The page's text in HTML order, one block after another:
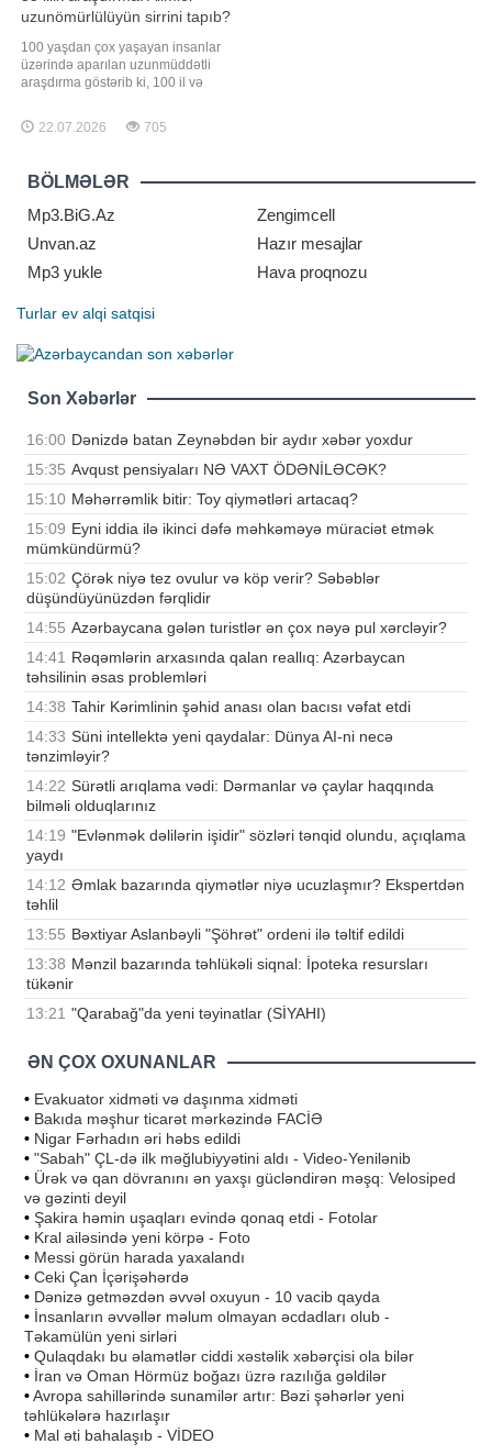
uzunömürlülüyün sirrini tapıb?
100 yaşdan çox yaşayan insanlar
üzərində aparılan uzunmüddətli
araşdırma göstərib ki, 100 il və
yoxdur. Bununla belə, uzunömürlü
insanları birləşdirən bir sıra ümumi
xəbər verir ki, "ScienceAlert"in
yazdığına görə, Qahirədək
22.07.2026 705
BÖLMƏLƏR
Mp3.BiG.Az
Zengimcell
Unvan.az
Hazır mesajlar
Mp3 yukle
Hava proqnozu
Turlar ev alqi satqisi
Son Xəbərlər
16:00 Dənizdə batan Zeynəbdən bir aydır xəbər yoxdur
15:35 Avqust pensiyaları NƏ VAXT ÖDƏNİLƏCƏK?
15:10 Məhərrəmlik bitir: Toy qiymətləri artacaq?
15:09 Eyni iddia ilə ikinci dəfə məhkəməyə müraciət etmək
mümkündürmü?
15:02 Çörək niyə tez ovulur və köp verir? Səbəblər
düşündüyünüzdən fərqlidir
14:55 Azərbaycana gələn turistlər ən çox nəyə pul xərcləyir?
14:41 Rəqəmlərin arxasında qalan reallıq: Azərbaycan
təhsilinin əsas problemləri
14:38 Tahir Kərimlinin şəhid anası olan bacısı vəfat etdi
14:33 Süni intellektə yeni qaydalar: Dünya AI-ni necə
tənzimləyir?
14:22 Sürətli arıqlama vədi: Dərmanlar və çaylar haqqında
bilməli olduqlarınız
14:19 "Evlənmək dəlilərin işidir" sözləri tənqid olundu, açıqlama
yaydı
14:12 Əmlak bazarında qiymətlər niyə ucuzlaşmır? Ekspertdən
təhlil
13:55 Bəxtiyar Aslanbəyli "Şöhrət" ordeni ilə təltif edildi
13:38 Mənzil bazarında təhlükəli siqnal: İpoteka resursları
tükənir
13:21 "Qarabağ"da yeni təyinatlar (SİYAHI)
ƏN ÇOX OXUNANLAR
• Evakuator xidməti və daşınma xidməti
• Bakıda məşhur ticarət mərkəzində FACİƏ
• Nigar Fərhadın əri həbs edildi
• "Sabah" ÇL-də ilk məğlubiyyətini aldı - Video-Yenilənib
• Ürək və qan dövranını ən yaxşı gücləndirən məşq: Velosiped
və gəzinti deyil
• Şakira həmin uşaqları evində qonaq etdi - Fotolar
• Kral ailəsində yeni körpə - Foto
• Messi görün harada yaxalandı
• Ceki Çan İçərişəhərdə
• Dənizə getməzdən əvvəl oxuyun - 10 vacib qayda
• İnsanların əvvəllər məlum olmayan əcdadları olub -
Təkamülün yeni sirləri
• Qulaqdakı bu əlamətlər ciddi xəstəlik xəbərçisi ola bilər
• İran və Oman Hörmüz boğazı üzrə razılığa gəldilər
•Avropa sahillərində sunamilər artır: Bəzi şəhərlər yeni
təhlükələrə hazırlaşır
• Mal əti bahalaşıb - VİDEO